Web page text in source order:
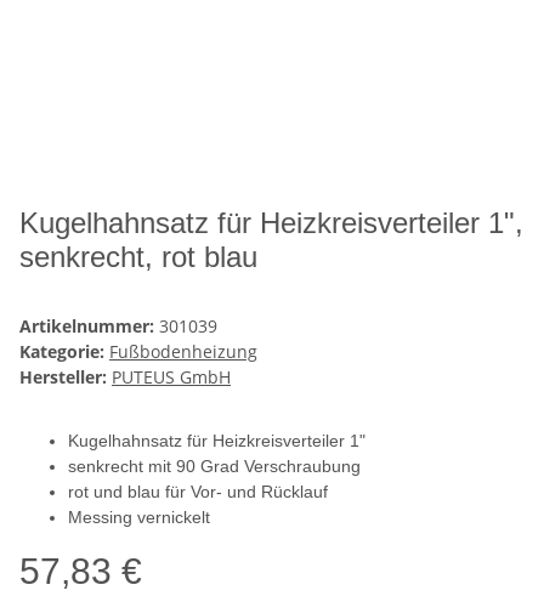
Kugelhahnsatz für Heizkreisverteiler 1",
senkrecht, rot blau
Artikelnummer: 301039
Kategorie: Fußbodenheizung
Hersteller: PUTEUS GmbH
Kugelhahnsatz für Heizkreisverteiler 1"
senkrecht mit 90 Grad Verschraubung
rot und blau für Vor- und Rücklauf
Messing vernickelt
57,83 €